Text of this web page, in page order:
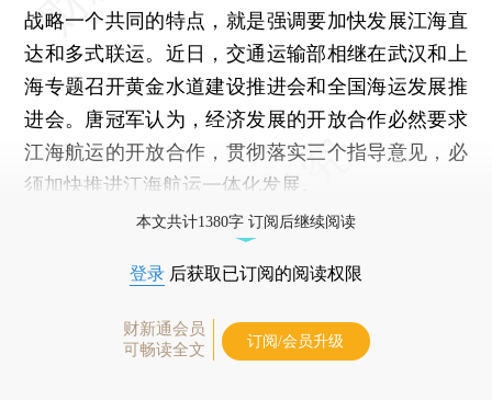
战略一个共同的特点，就是强调要加快发展江海直
达和多式联运。近日，交通运输部相继在武汉和上
海专题召开黄金水道建设推进会和全国海运发展推
进会。唐冠军认为，经济发展的开放合作必然要求
江海航运的开放合作，贯彻落实三个指导意见，必
须加快推进江海航运一体化发展。
本文共计1380字 订阅后继续阅读
登录 后获取已订阅的阅读权限
财新通会员
可畅读全文
订阅/会员升级